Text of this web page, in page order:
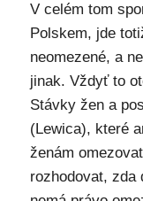
V celém tom
Polskem, jde
neomezené, a
jinak. Vždyť to
Stávky žen a
(Lewica), které
ženám
rozhodovat, zda